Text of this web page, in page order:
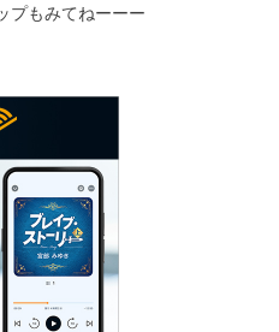
プもみてねーーー